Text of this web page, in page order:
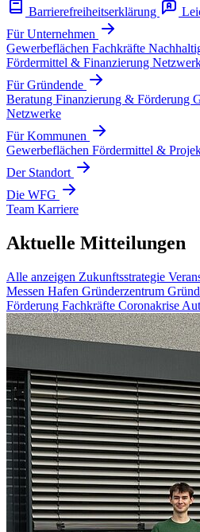
Barrierefreiheitserklärung
Für Unternehmen
Gewerbeflächen Fachkräfte
Fördermittel & Finanzierung
Für Gründende
Beratung Finanzierung & Förderung
Netzwerke
Für Kommunen
Gewerbeflächen Fördermittel &
Der Standort
Die WFG
Team Karriere
Aktuelle Mitteilungen
Alle anzeigen Zukunftsstrategie
Messen Hafen Gründerzentrum
Förderung Fachkräfte Coronakrise